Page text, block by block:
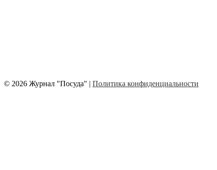
© 2026 Журнал "Посуда" | Политика конфиденциальности